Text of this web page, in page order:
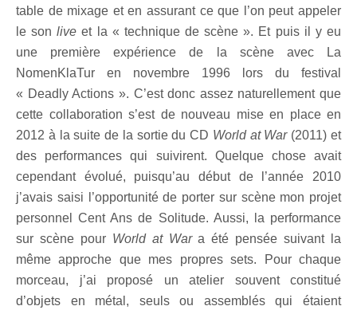
table de mixage et en assurant ce que l’on peut appeler
le sonlive et la « technique de scène ». Et puis il y eu
une première expérience de la scène avec La
NomenKlaTur en novembre 1996 lors du festival
« Deadly Actions ». C’est donc assez naturellement que
cette collaboration s’est de nouveau mise en place en
2012 à la suite de la sortie du CD World at War(2011) et
des performances qui suivirent. Quelque chose avait
cependant évolué, puisqu’au début de l’année 2010
j’avais saisi l’opportunité de porter sur scène mon projet
personnel Cent Ans de Solitude. Aussi, la performance
sur scène pour World at Wara été pensée suivant la
même approche que mes propres sets. Pour chaque
morceau, j’ai proposé un atelier souvent constitué
d’objets en métal, seuls ou assemblés qui étaient